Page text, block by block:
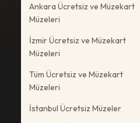
Ankara Ücretsiz ve Müzekart
Müzeleri
İzmir Ücretsiz ve Müzekart
Müzeleri
Tüm Ücretsiz ve Müzekart
Müzeleri
İstanbul Ücretsiz Müzeler